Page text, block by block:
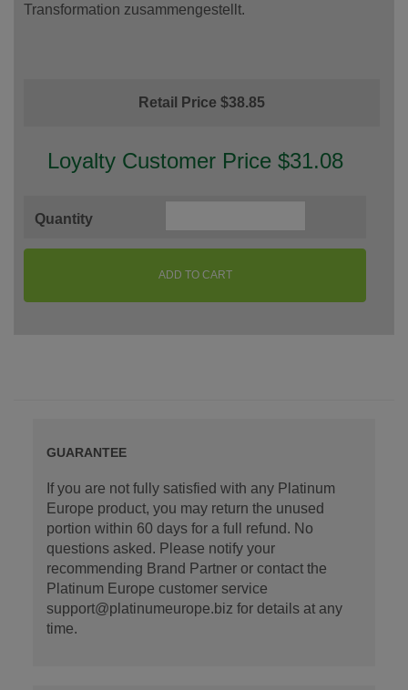
Transformation zusammengestellt.
Retail Price $38.85
Loyalty Customer Price $31.08
Quantity
ADD TO CART
GUARANTEE
If you are not fully satisfied with any Platinum
Europe product, you may return the unused
portion within 60 days for a full refund. No
questions asked. Please notify your
recommending Brand Partner or contact the
Platinum Europe customer service
support@platinumeurope.biz for details at any
time.